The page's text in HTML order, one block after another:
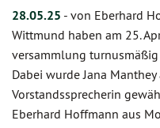
28.05.25 - von Eberhard
Wittmund haben am 25.
versammlung
Dabei wurde Jana
Vorstandssprecherin
Eberhard Hoffmann aus